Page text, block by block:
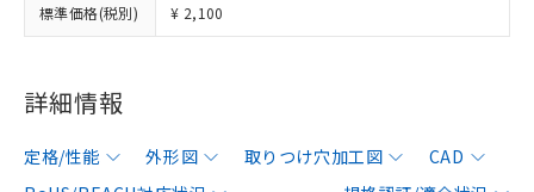
標準価格(税別) ¥ 2,100
詳細情報
定格/性能 外形図 取りつけ穴加工図
CAD